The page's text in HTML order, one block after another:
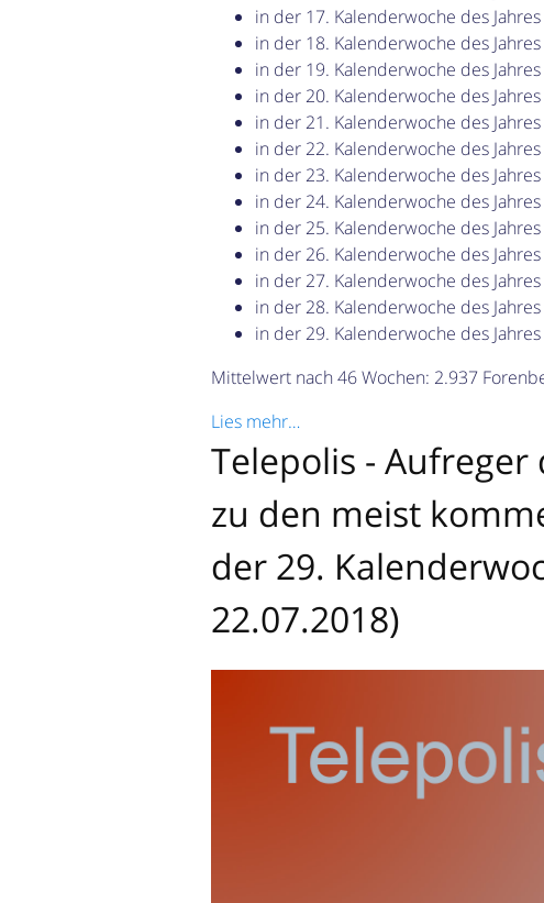
in der 17. Kalenderwoche des
in der 18. Kalenderwoche des
in der 19. Kalenderwoche des
in der 20. Kalenderwoche des
in der 21. Kalenderwoche des
in der 22. Kalenderwoche des
in der 23. Kalenderwoche des
in der 24. Kalenderwoche des
in der 25. Kalenderwoche des
in der 26. Kalenderwoche des
in der 27. Kalenderwoche des
in der 28. Kalenderwoche des
in der 29. Kalenderwoche des
Mittelwert nach 46 Wochen: 2.937
Lies mehr…
Telepolis -
zu den meist
der 29.
22.07.2018)